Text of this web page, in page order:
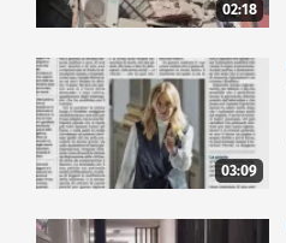
02:18
03:09